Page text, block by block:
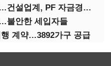
"토지보다 금융이 병목"…건설업계, PF 자금경색 해소 목소리
불안한 세입자들
계약…3892가구 공급